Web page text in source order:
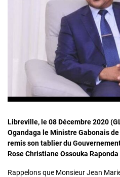
Libreville, le 08 Décembre 2020
Ogandaga le Ministre Gabonais de
remis son tablier du
Rose Christiane Ossouka
Rappelons que Monsieur Jean